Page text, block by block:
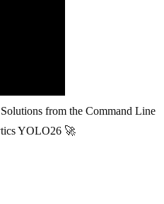
from the Command Line
YOLO26 🚀